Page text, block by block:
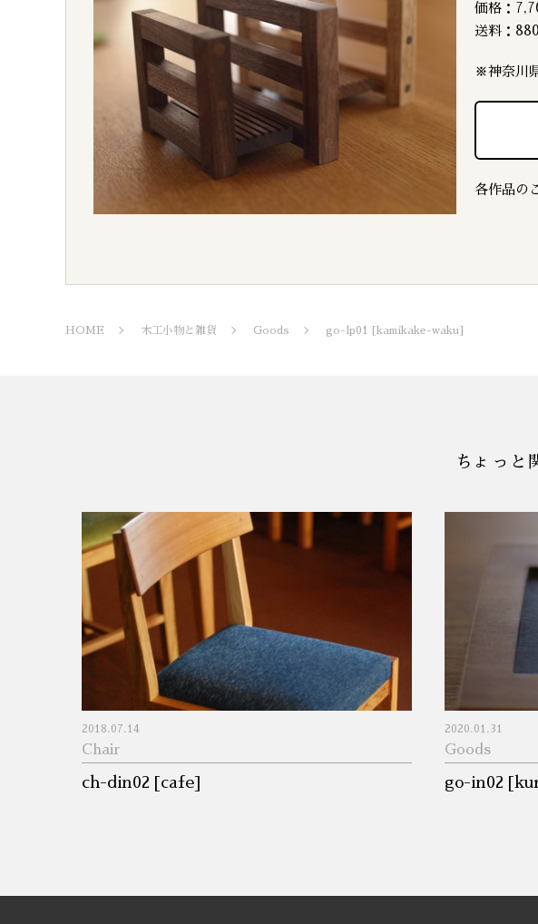
価格：
送料：
※神奈川
各作品の
HOME 木工小物と雑貨 Goods go-lp01 [kamikake-waku]
ちょっと
2018.07.14
Chair
ch-din02 [cafe]
2020.01.31
Goods
go-in02